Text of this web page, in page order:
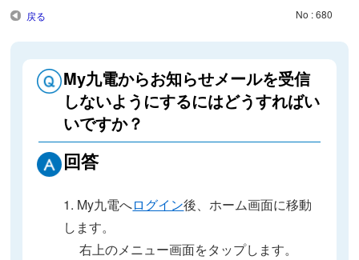
戻る No : 680
My九電からお知らせメールを受信
しないようにするにはどうすればい
いですか？
回答
1. My九電へログイン後、ホーム画面に移動
します。
右上のメニュー画面をタップします。